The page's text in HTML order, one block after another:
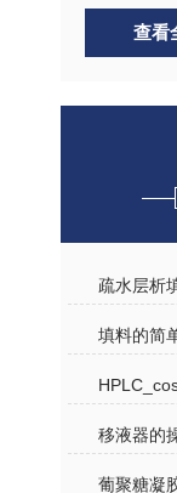
查看
疏水层析
填料的简
移液器的